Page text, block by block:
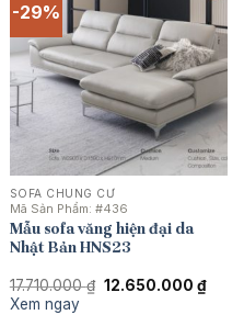
-29%
SOFA CHUNG CƯ
Mã Sản Phẩm: #436
Mẫu sofa văng hiện đại da
Nhật Bản HNS23
17.710.000₫ Giá
12.650.000 ₫Giá
hiện
Xem ngay